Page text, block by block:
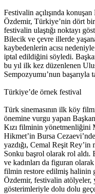
Festivalin açılışında
Özdemir, Türkiye’nin dört bir
festivalin ulaştığı noktayı
Bilecik ve çevre illerde
kaybedenlerin acısı
iptal edildiğini söyledi.
bu yıl ilk kez düzenlenen
Sempozyumu’nun başarıyla
Türkiye’de örnek festival
Türk sinemasının ilk köy
önemine vurgu yapan
Kızı filminin yönetmenliğini
Hikmet’in Bursa
yazdığı, Cemal Reşit
Sonku başrol olarak rol aldı.
ve kadınları da figuran
filmin restore edilmiş halinin
Özdemir, festivalin
gösterimleriyle dolu dolu